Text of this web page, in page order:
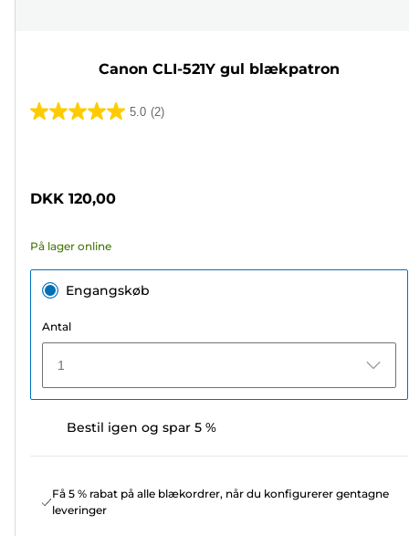
Canon CLI-521Y gul blækpatron
5.0 (2)
5.0
stjerner.
anmeldelser
DKK 120,00
På lager online
Engangskøb
Antal
1
Bestil igen og spar 5 %
Få 5 % rabat på alle blækordrer, når du konfigurerer gentagne
leveringer